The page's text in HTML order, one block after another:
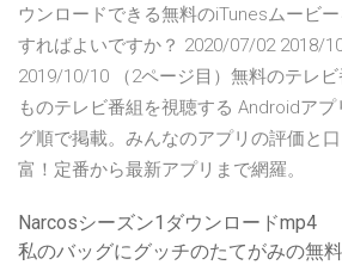
ウンロードできる無料のiTunesムービ
すればよいですか？ 2020/07/02 2018/
2019/10/10 （2ページ目）無料のテレ
ものテレビ番組を視聴する Androidア
グ順で掲載。みんなのアプリの評価と
富！定番から最新アプリまで網羅。
Narcosシーズン1ダウンロードmp4
私のバッグにグッチのたてがみの無